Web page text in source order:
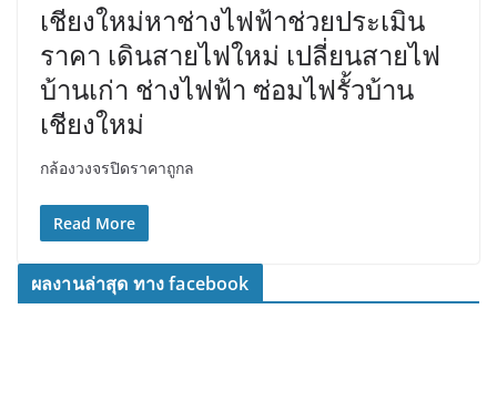
เชียงใหม่หาช่างไฟฟ้าช่วยประเมิน
ราคา เดินสายไฟใหม่ เปลี่ยนสายไฟ
บ้านเก่า ช่างไฟฟ้า ซ่อมไฟรั้วบ้าน
เชียงใหม่
กล้องวงจรปิดราคาถูกล
Read More
ผลงานล่าสุด ทาง facebook